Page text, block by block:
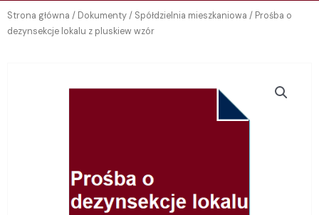
Strona główna / Dokumenty/ Spółdzielnia mieszkaniowa / Prośba o
dezynsekcje lokalu z pluskiew wzór